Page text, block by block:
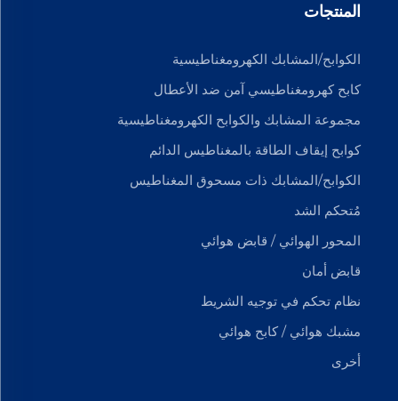
المنتجات
الكوابح/المشابك الكهرومغناطيسية
كابح كهرومغناطيسي آمن ضد الأعطال
مجموعة المشابك والكوابح الكهرومغناطيسية
كوابح إيقاف الطاقة بالمغناطيس الدائم
الكوابح/المشابك ذات مسحوق المغناطيس
مُتحكم الشد
المحور الهوائي / قابض هوائي
قابض أمان
نظام تحكم في توجيه الشريط
مشبك هوائي / كابح هوائي
أخرى